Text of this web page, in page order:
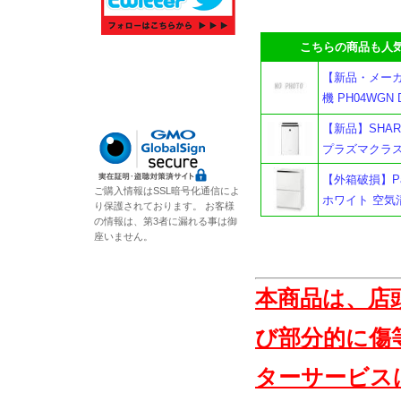
こちらの商品も人気
【新品・メ
機 PH04WGN
【新品】
プラズマクラ
【外箱破損
ホワイト 空気
本商品は、店
び部分的に傷
ターサービ
ご購入情報はSSL暗号化通信によ
り保護されております。 お客様
の情報は、第3者に漏れる事は御
座いません。